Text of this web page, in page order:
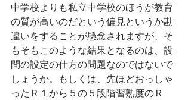
中学校よりも私立中学校のほうが教育
の質が高いのだという偏見というか勘
違いをすることが懸念されますが、そ
もそもこのような結果となるのは、設
問の設定の仕方の問題なのではないで
しょうか。もしくは、先ほどおっしゃ
ったＲ１から５の５段階習熟度のＲ